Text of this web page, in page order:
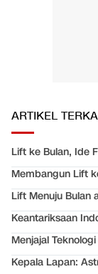
ARTIKEL
Lift ke Bulan, Ide
Membangun Lift
Lift Menuju Bulan
Keantariksaan
Menjajal
Kepala Lapan: